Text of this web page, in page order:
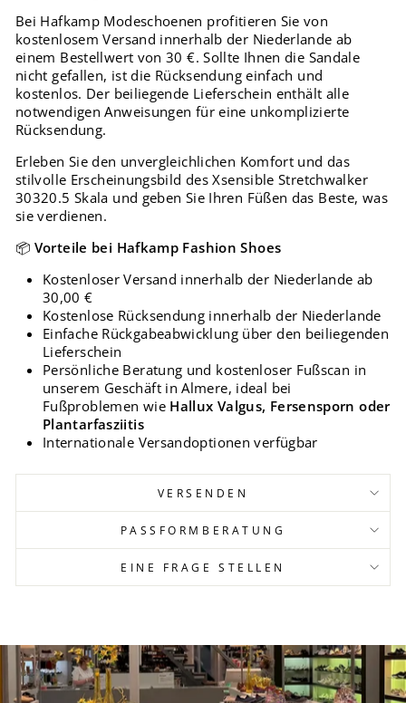
Bei Hafkamp Modeschoenen profitieren Sie von
kostenlosem Versand innerhalb der Niederlande ab
einem Bestellwert von 30 €. Sollte Ihnen die Sandale
nicht gefallen, ist die Rücksendung einfach und
kostenlos. Der beiliegende Lieferschein enthält alle
notwendigen Anweisungen für eine unkomplizierte
Rücksendung.
Erleben Sie den unvergleichlichen Komfort und das
stilvolle Erscheinungsbild des Xsensible Stretchwalker
30320.5 Skala und geben Sie Ihren Füßen das Beste, was
sie verdienen.
📦 Vorteile bei Hafkamp Fashion Shoes
Kostenloser Versand innerhalb der Niederlande ab
30,00 €
Kostenlose Rücksendung innerhalb der Niederlande
Einfache Rückgabeabwicklung über den beiliegenden
Lieferschein
Persönliche Beratung und kostenloser Fußscan in
unserem Geschäft in Almere, ideal bei
Fußproblemen wie Hallux Valgus, Fersensporn oder
Plantarfasziitis
Internationale Versandoptionen verfügbar
VERSENDEN
PASSFORMBERATUNG
EINE FRAGE STELLEN